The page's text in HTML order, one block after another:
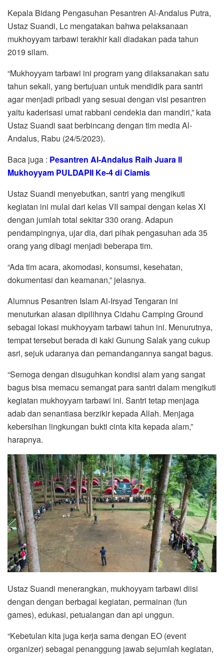
Kepala Bidang Pengasuhan Pesantren Al-Andalus Putra,
Ustaz Suandi, Lc mengatakan bahwa pelaksanaan
mukhoyyam tarbawi terakhir kali diadakan pada tahun
2019 silam.
“Mukhoyyam tarbawi ini program yang dilaksanakan satu
tahun sekali, yang bertujuan untuk mendidik para santri
agar menjadi pribadi yang sesuai dengan visi pesantren
yaitu kaderisasi umat rabbani cendekia dan mandiri,” kata
Ustaz Suandi saat berbincang dengan tim media Al-
Andalus, Rabu (24/5/2023).
Baca juga : Pesantren Al-Andalus Raih Juara II
Mukhoyyam PULDAPII Ke-4 di Ciamis
Ustaz Suandi menyebutkan, santri yang mengikuti
kegiatan ini mulai dari kelas VII sampai dengan kelas XI
dengan jumlah total sekitar 330 orang. Adapun
pendampingnya, ujar dia, dari pihak pengasuhan ada 35
orang yang dibagi menjadi beberapa tim.
“Ada tim acara, akomodasi, konsumsi, kesehatan,
dokumentasi dan keamanan,” jelasnya.
Alumnus Pesantren Islam Al-Irsyad Tengaran ini
menuturkan alasan dipilihnya Cidahu Camping Ground
sebagai lokasi mukhoyyam tarbawi tahun ini. Menurutnya,
tempat tersebut berada di kaki Gunung Salak yang cukup
asri, sejuk udaranya dan pemandangannya sangat bagus.
“Semoga dengan disuguhkan kondisi alam yang sangat
bagus bisa memacu semangat para santri dalam mengikuti
kegiatan mukhoyyam tarbawi ini. Santri tetap menjaga
adab dan senantiasa berzikir kepada Allah. Menjaga
kebersihan lingkungan bukti cinta kita kepada alam,”
harapnya.
Ustaz Suandi menerangkan, mukhoyyam tarbawi diisi
dengan dengan berbagai kegiatan, permainan (fun
games), edukasi, petualangan dan api unggun.
“Kebetulan kita juga kerja sama dengan EO (event
organizer) sebagai penanggung jawab sejumlah kegiatan,